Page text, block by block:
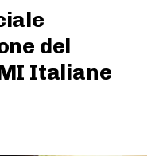
del
Italiane